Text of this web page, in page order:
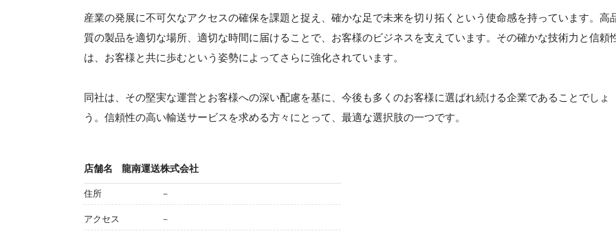
産業の発展に不可欠なアクセスの確保を課題と捉え、確かな足で未来を切り拓くという使命感を持っています。高
質の製品を適切な場所、適切な時間に届けることで、お客様のビジネスを支えています。その確かな技術力と信頼
は、お客様と共に歩むという姿勢によってさらに強化されています。
同社は、その堅実な運営とお客様への深い配慮を基に、今後も多くのお客様に選ばれ続ける企業であることでしょ
う。信頼性の高い輸送サービスを求める方々にとって、最適な選択肢の一つです。
店舗名 龍南運送株式会社
住所 －
アクセス －